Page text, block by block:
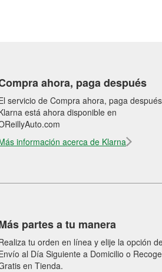
ahora, paga después
servicio de Compra ahora, paga
está ahora disponible en
información acerca de Klarna
partes a tu manera
tu orden en línea y elije la opción
al Día Siguiente a Domicilio o
en Tienda.